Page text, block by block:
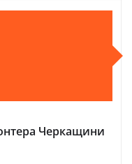
Черкащини